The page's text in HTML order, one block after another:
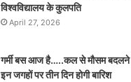
विश्वविद्यालय के कुलपति
April 27, 2026
गर्मी बस आज है…..कल से मौसम बदलने
इन जगहों पर तीन दिन होगी बारिश